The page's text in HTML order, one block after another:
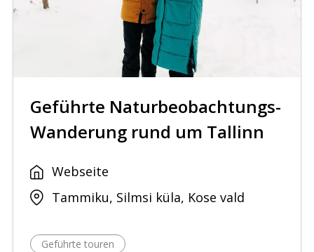
Geführte Naturbeobachtungs-
Wanderung rund um Tallinn
Webseite
Tammiku, Silmsi küla, Kose vald
Geführte touren